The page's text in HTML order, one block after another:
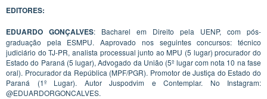
EDITORES:
EDUARDO GONÇALVES: Bacharel em Direito pela UENP, com pós-
graduação pela ESMPU. Aaprovado nos seguintes concursos: técnico
judiciário do TJ-PR, analista processual junto ao MPU (5 lugar) procurador do
Estado do Paraná (5 lugar), Advogado da União (5º lugar com nota 10 na fase
oral). Procurador da República (MPF/PGR). Promotor de Justiça do Estado do
Paraná (1º Lugar). Autor Juspodvim e Contemplar. No Instagram:
@EDUARDORGONCALVES.